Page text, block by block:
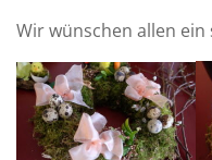
Wir wünschen allen